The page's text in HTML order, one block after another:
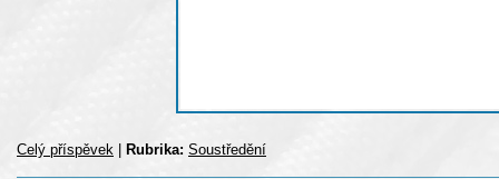
Celý příspěvek Rubrika: Soustředění